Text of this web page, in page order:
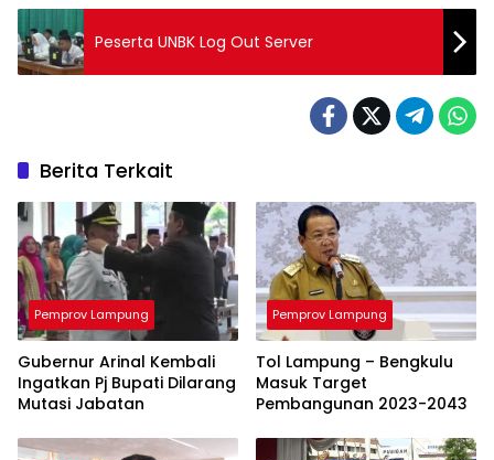
Peserta UNBK Log Out Server
Berita Terkait
Pemprov Lampung
Gubernur Arinal Kembali
Ingatkan Pj Bupati Dilarang
Mutasi Jabatan
Pemprov Lampung
Tol Lampung – Bengkulu
Masuk Target
Pembangunan 2023-2043